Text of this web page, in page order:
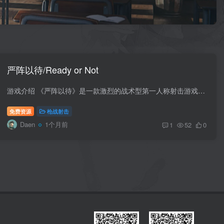
严阵以待/Ready or Not
游戏介绍 《严阵以待》是一款激烈的战术型第一人称射击游戏，描绘现代世界中特警组警员奉命展开行动，前往解决各种危险艰难情况的过程。 游戏视频 游戏安装码 版本介绍 v260318|容量42GB|官方简...
免费资源 枪战射击
Daen 1个月前 1 52 0